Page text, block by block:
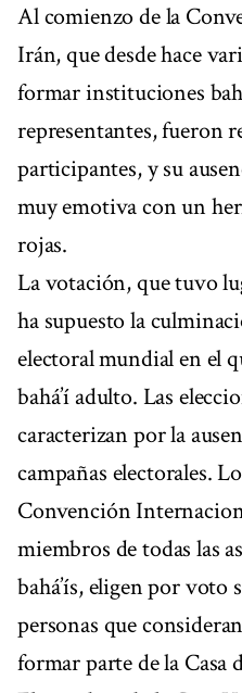
Al comienzo de la
Irán, que desde hace
formar instituciones
representantes, fueron
participantes, y su
muy emotiva con un
rojas.
La votación, que tuvo
ha supuesto la
electoral mundial en el
bahá’í adulto. Las
caracterizan por la
campañas electorales.
Convención
miembros de todas las
bahá’ís, eligen por voto
personas que
formar parte de la Casa